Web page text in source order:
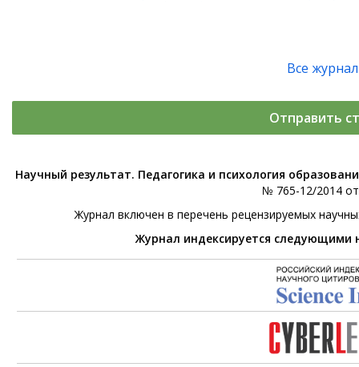
Все
Отправить
Научный результат. Педагогика и психология
№ 765-12/2014
Журнал включен в перечень рецензируемых
Журнал индексируется